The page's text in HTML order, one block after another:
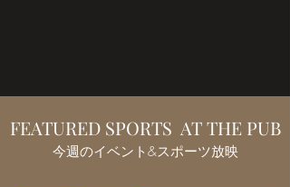
FEATURED SPORTS AT THE PUB
​​今週のイベント&スポーツ放映